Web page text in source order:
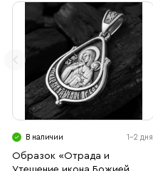
В наличии 1-2 дня
Образок «Отрада и